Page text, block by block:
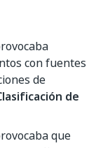
con fuentes
de
de
que